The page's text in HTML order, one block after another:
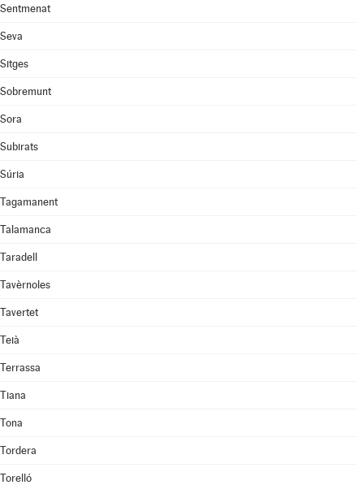
Sentmenat
Seva
Sitges
Sobremunt
Sora
Subirats
Súria
Tagamanent
Talamanca
Taradell
Tavèrnoles
Tavertet
Teià
Terrassa
Tiana
Tona
Tordera
Torelló